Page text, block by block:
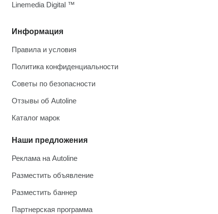
Информация
Правила и условия
Политика конфиденциальности
Советы по безопасности
Отзывы об Autoline
Каталог марок
Наши предложения
Реклама на Autoline
Разместить объявление
Разместить баннер
Партнерская программа
Linemedia Digital ™